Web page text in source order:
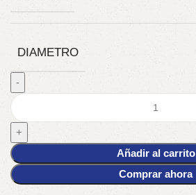
DIAMETRO
Añadir al carrito
Comprar ahora